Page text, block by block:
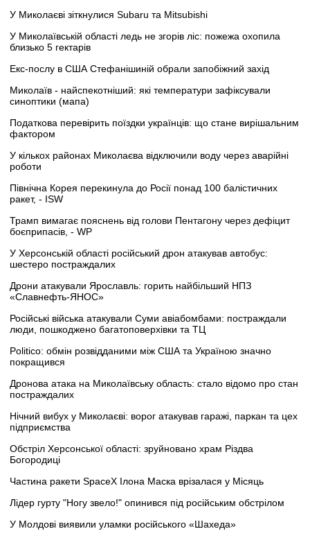
У Миколаєві зіткнулися Subaru та Mitsubishi
У Миколаївській області ледь не згорів ліс: пожежа охопила
близько 5 гектарів
Екс-послу в США Стефанішиній обрали запобіжний захід
Миколаїв - найспекотніший: які температури зафіксували
синоптики (мапа)
Податкова перевірить поїздки українців: що стане вирішальним
фактором
У кількох районах Миколаєва відключили воду через аварійні
роботи
Північна Корея перекинула до Росії понад 100 балістичних
ракет, - ISW
Трамп вимагає пояснень від голови Пентагону через дефіцит
боєприпасів, - WP
У Херсонській області російський дрон атакував автобус:
шестеро постраждалих
Дрони атакували Ярославль: горить найбільший НПЗ
«Славнефть-ЯНОС»
Російські війська атакували Суми авіабомбами: постраждали
люди, пошкоджено багатоповерхівки та ТЦ
Politico: обмін розвідданими між США та Україною значно
покращився
Дронова атака на Миколаївську область: стало відомо про стан
постраждалих
Нічний вибух у Миколаєві: ворог атакував гаражі, паркан та цех
підприємства
Обстріл Херсонської області: зруйновано храм Різдва
Богородиці
Частина ракети SpaceX Ілона Маска врізалася у Місяць
Лідер гурту "Ногу звело!" опинився під російським обстрілом
У Молдові виявили уламки російського «Шахеда»